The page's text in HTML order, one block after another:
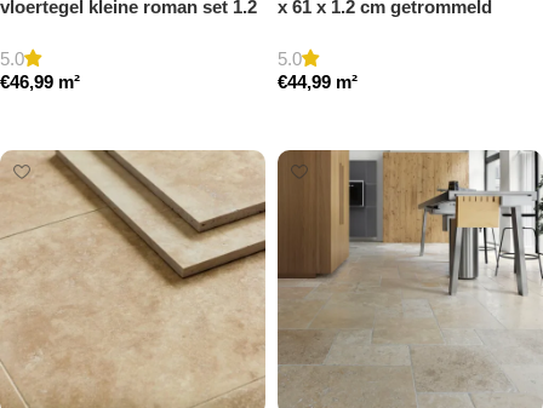
vloertegel kleine roman set 1.2
5.0
€46,99 m²
x 61 x 1.2 cm getrommeld
5.0
€44,99 m²